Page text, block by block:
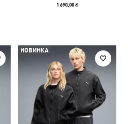
1 690,00 ₴
НОВИНКА